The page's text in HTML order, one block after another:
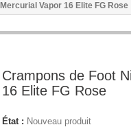
Vapor 16 Elite FG Rose
Crampons de Foot
16 Elite FG Rose
État : Nouveau produit